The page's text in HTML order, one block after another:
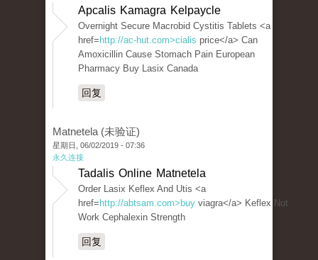
Apcalis Kamagra Kelpaycle
Overnight Secure Macrobid Cystitis Tablets <a
href= http://ac-hut.com>cialis price</a> Can
Amoxicillin Cause Stomach Pain European
Pharmacy Buy Lasix Canada
回复
Matnetela (未验证)
星期日, 06/02/2019 - 07:36
永久连接
Tadalis Online Matnetela
Order Lasix Keflex And Utis <a
href= http://abtsam.com>buy viagra</a> Keflex Not
Work Cephalexin Strength
回复